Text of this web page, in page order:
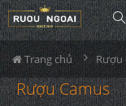
Trang chủ
Rượu Camus